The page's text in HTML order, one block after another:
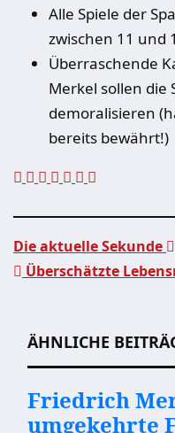
Alle Spiele der
zwischen 11 und
Überraschende
Merkel sollen die
demoralisieren
bereits bewährt!)
Die aktuelle Sekunde
Überschätzte
ÄHNLICHE
Friedrich
umgekehrte